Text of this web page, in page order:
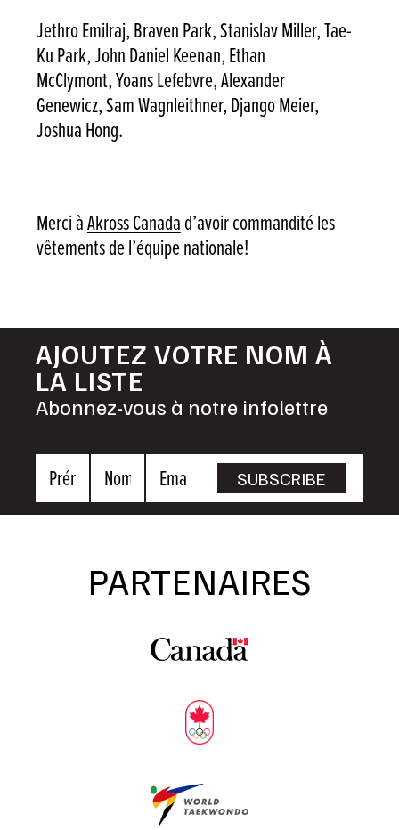
Jethro Emilraj, Braven Park, Stanislav Miller, Tae-
Ku Park, John Daniel Keenan, Ethan
McClymont, Yoans Lefebvre, Alexander
Genewicz, Sam Wagnleithner, Django Meier,
Joshua Hong.
Merci àAkross Canadad’avoir commandité les
vêtements de l’équipe nationale!
AJOUTEZ VOTRE NOM À
LA LISTE
Abonnez-vous à notre infolettre
PrénomNom Email SUBSCRIBE
PARTENAIRES